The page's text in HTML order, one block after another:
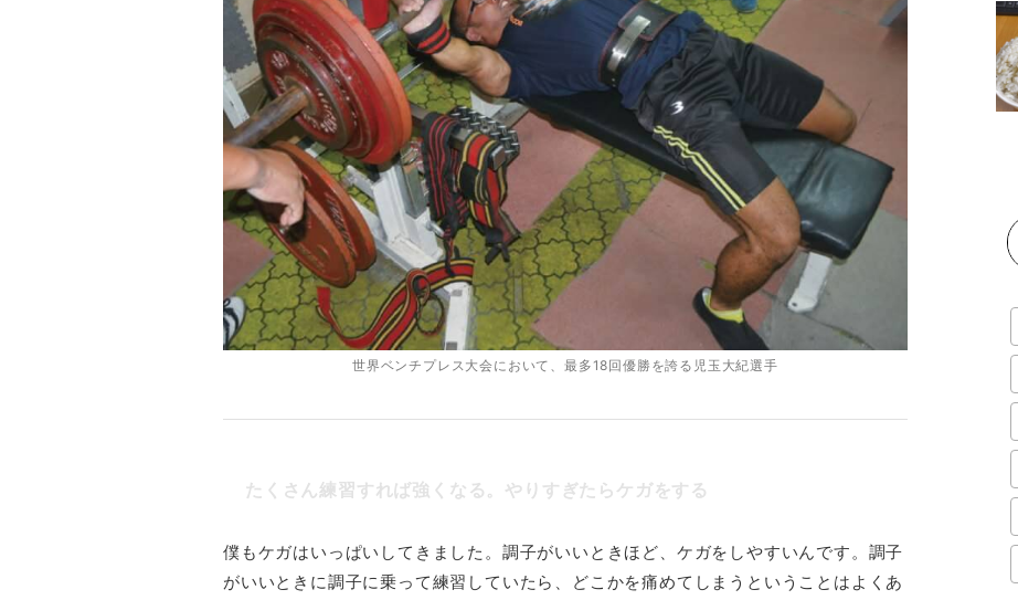
世界ベンチプレス大会において、最多18回優勝を誇る児玉大紀選手
たくさん練習すれば強くなる。やりすぎたらケガをする
僕もケガはいっぱいしてきました。調子がいいときほど、ケガをしやすいんです。調子
がいいときに調子に乗って練習していたら、どこかを痛めてしまうということはよくあ